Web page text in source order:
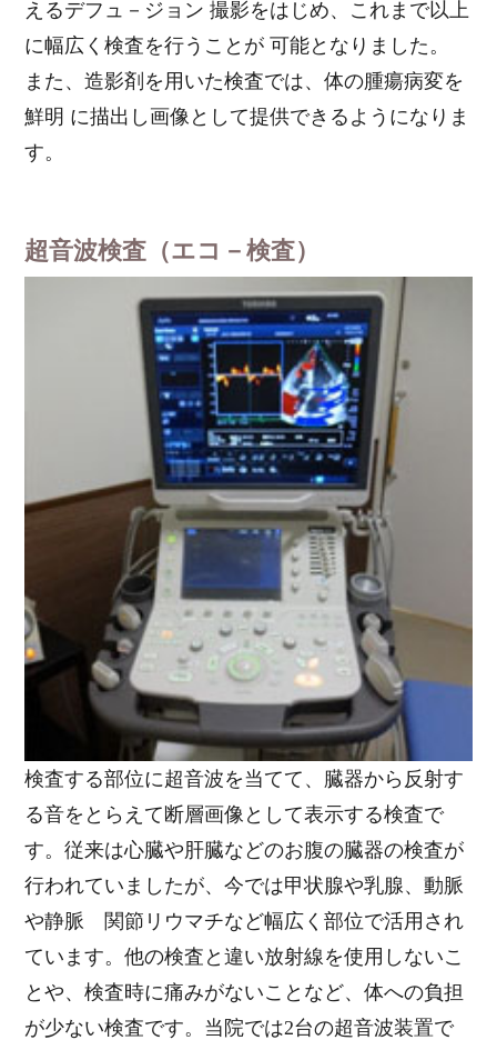
えるデフュ－ジョン 撮影をはじめ、これまで以上
に幅広く検査を行うことが 可能となりました。
また、造影剤を用いた検査では、体の腫瘍病変を
鮮明 に描出し画像として提供できるようになりま
す。
超音波検査（エコ－検査）
検査する部位に超音波を当てて、臓器から反射す
る音をとらえて断層画像として表示する検査で
す。従来は心臓や肝臓などのお腹の臓器の検査が
行われていましたが、今では甲状腺や乳腺、動脈
や静脈 関節リウマチなど幅広く部位で活用され
ています。他の検査と違い放射線を使用しないこ
とや、検査時に痛みがないことなど、体への負担
が少ない検査です。当院では2台の超音波装置で